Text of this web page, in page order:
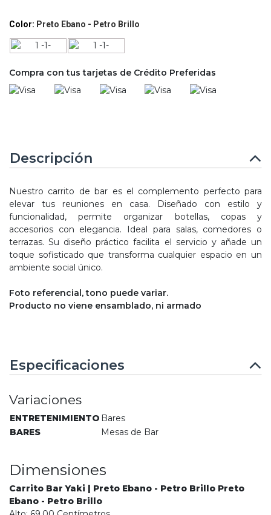
Color: Preto Ebano - Petro Brillo
Compra con tus tarjetas de Crédito Preferidas
Descripción
Nuestro carrito de bar es el complemento perfecto para
elevar tus reuniones en casa. Diseñado con estilo y
funcionalidad, permite organizar botellas, copas y
accesorios con elegancia. Ideal para salas, comedores o
terrazas. Su diseño práctico facilita el servicio y añade un
toque sofisticado que transforma cualquier espacio en un
ambiente social único.
Foto referencial, tono puede variar.
Producto no viene ensamblado, ni armado
Especificaciones
Variaciones
ENTRETENIMIENTO Bares
BARES
Mesas de Bar
Dimensiones
Carrito Bar Yaki | Preto Ebano - Petro Brillo Preto
Ebano - Petro Brillo